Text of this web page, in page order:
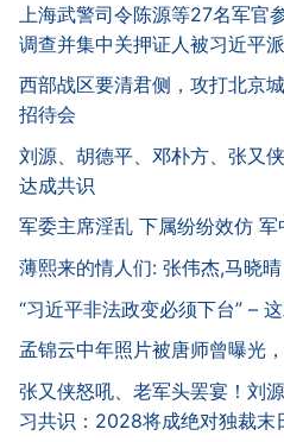
上海武警司令陈源等27名军官
调查并集中关押证人被习近平
西部战区要清君侧，攻打北京
招待会
刘源、胡德平、邓朴方、张又
达成共识
军委主席淫乱 下属纷纷效仿 军
薄熙来的情人们: 张伟杰,马晓
“习近平非法政变必须下台” –
孟锦云中年照片被唐师曾曝光
张又侠怒吼、老军头罢宴！刘
习共识：2028将成绝对独裁末